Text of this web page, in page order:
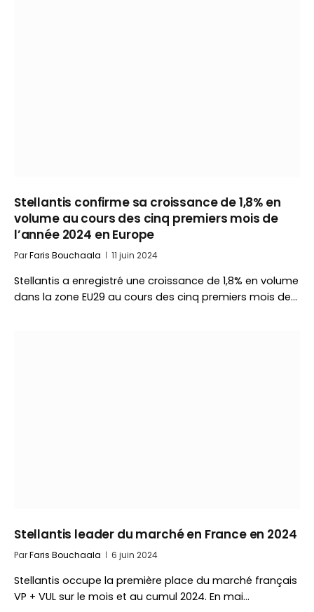
Stellantis confirme sa croissance de 1,8% en
volume au cours des cinq premiers mois de
l’année 2024 en Europe
ParFaris Bouchaala 11 juin 2024
Stellantis a enregistré une croissance de 1,8% en volume
dans la zone EU29 au cours des cinq premiers mois de…
Stellantis leader du marché en France en 2024
ParFaris Bouchaala 6 juin 2024
Stellantis occupe la première place du marché français
VP + VUL sur le mois et au cumul 2024. En mai…